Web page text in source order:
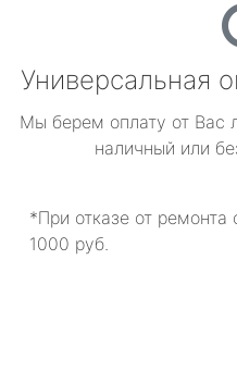
Универсальная
Мы берем оплату от Вас
наличный или
*При отказе от ремонта
1000 руб.